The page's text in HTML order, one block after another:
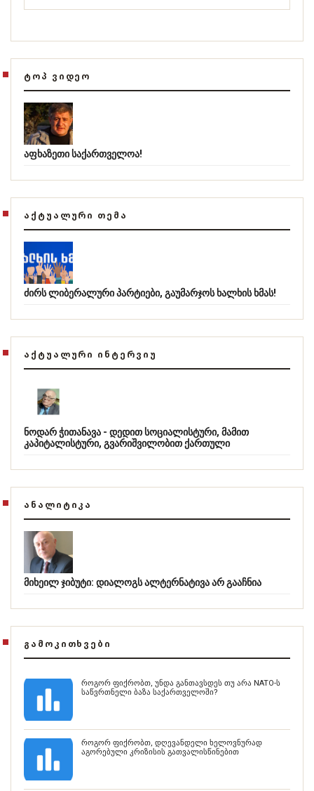
ᲢᲝᲞ ᲕᲘᲓᲔᲝ
აფხაზეთი საქართველოა!
ᲐᲥᲢᲣᲐᲚᲣᲠᲘ ᲗᲔᲛᲐ
ძირს ლიბერალური პარტიები, გაუმარჯოს ხალხის ხმას!
ᲐᲥᲢᲣᲐᲚᲣᲠᲘ ᲘᲜᲢᲔᲠᲕᲘᲣ
ნოდარ ჭითანავა - დედით სოციალისტური, მამით
კაპიტალისტური, გვარიშვილობით ქართული
ᲐᲜᲐᲚᲘᲢᲘᲙᲐ
მიხეილ ჯიბუტი: დიალოგს ალტერნატივა არ გააჩნია
ᲒᲐᲛᲝᲙᲘᲗᲮᲕᲔᲑᲘ
როგორ ფიქრობთ, უნდა განთავსდეს თუ არა NATO-ს
საწვრთნელი ბაზა საქართველოში?
როგორ ფიქრობთ, დღევანდელი ხელოვნურად
აგორებული კრიზისის გათვალისწინებით